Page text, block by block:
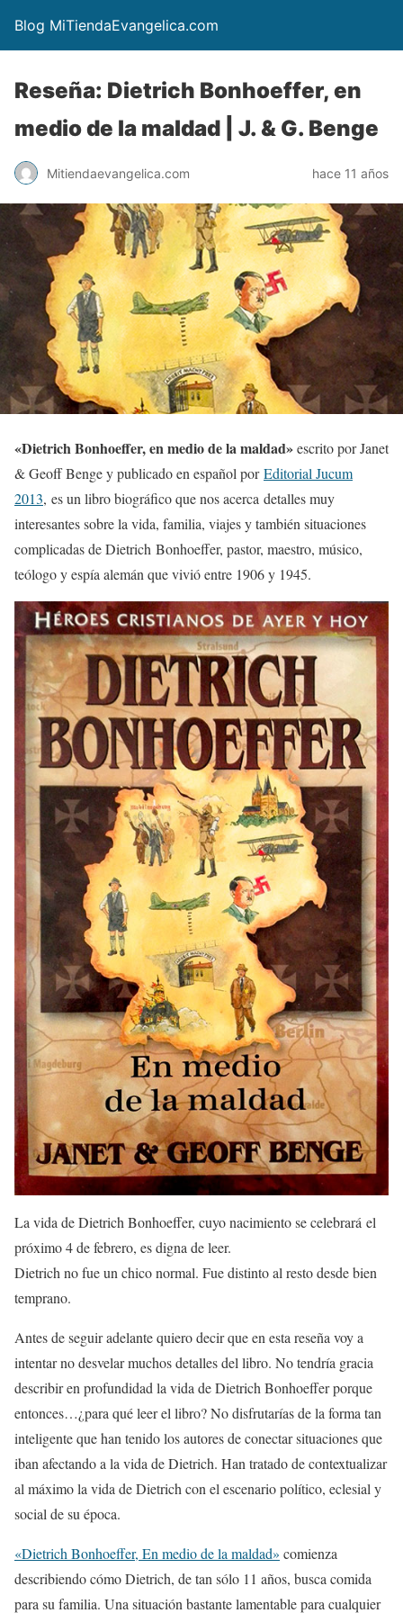
Blog MiTiendaEvangelica.com
Reseña: Dietrich Bonhoeffer, en
medio de la maldad | J. & G. Benge
Mitiendaevangelica.com hace 11 años
«Dietrich Bonhoeffer, en medio de la maldad»escrito por Janet
& Geoff Benge y publicado en español porEditorial Jucum
2013, es un libro biográfico que nos acerca detalles muy
interesantes sobre la vida, familia, viajes y también situaciones
complicadas de Dietrich Bonhoeffer, pastor, maestro, músico,
teólogo y espía alemán que vivió entre 1906 y 1945.
La vida de Dietrich Bonhoeffer, cuyo nacimiento se celebrará el
próximo 4 de febrero, es digna de leer.
Dietrich no fue un chico normal. Fue distinto al resto desde bien
temprano.
Antes de seguir adelante quiero decir que en esta reseña voy a
intentar no desvelar muchos detalles del libro. No tendría gracia
describir en profundidad la vida de Dietrich Bonhoeffer porque
entonces…¿para qué leer el libro? No disfrutarías de la forma tan
inteligente que han tenido los autores de conectar situaciones que
iban afectando a la vida de Dietrich. Han tratado de contextualizar
al máximo la vida de Dietrich con el escenario político, eclesial y
social de su época.
«Dietrich Bonhoeffer, En medio de la maldad» comienza
describiendo cómo Dietrich, de tan sólo 11 años, busca comida
para su familia. Una situación bastante lamentable para cualquier